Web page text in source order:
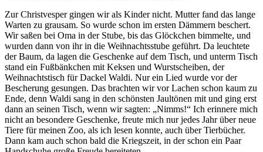
Zur Christvesper gingen wir als Kinder nicht. Mutter fand das lange
Warten zu grausam. So wurde schon im ersten Dämmern beschert.
Wir saßen bei Oma in der Stube, bis das Glöckchen bimmelte, und
wurden dann von ihr in die Weihnachtsstube geführt. Da leuchtete
der Baum, da lagen die Geschenke auf dem Tisch, und unterm Tisch
stand ein Fußbänkchen mit Keksen und Wurstscheiben, der
Weihnachtstisch für Dackel Waldi. Nur ein Lied wurde vor der
Bescherung gesungen. Das brachten wir vor Lachen schon kaum zu
Ende, denn Waldi sang in den schönsten Jaultönen mit und ging erst
dann an seinen Tisch, wenn wir sagten:
Nimms!
Ich erinnere mich
nicht an besondere Geschenke, freute mich nur jedes Jahr über neue
Tiere für meinen Zoo, als ich lesen konnte, auch über Tierbücher.
Dann kam auch schon bald die Kriegszeit, in der schon ein Paar